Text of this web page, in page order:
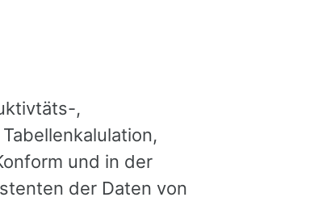
,
und in der
der Daten von